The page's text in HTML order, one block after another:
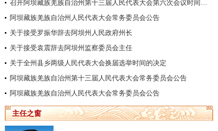
阿坝藏族羌族自治州人民代表大会常务委员会公告
关于接受罗振华辞去阿坝州人民政府州长
关于接受袁震辞去阿坝州监察委员会主任
关于全州县乡两级人民代表大会换届选举时间的决定
阿坝藏族羌族自治州第十三届人民代表大会常务委员会公告
阿坝藏族羌族自治州人民代表大会常务委员会公告
主任之窗